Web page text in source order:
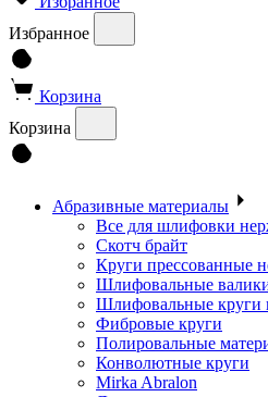
Избранное
Корзина
Корзина
Абразивные материалы
Все для шлифовки
Скотч брайт
Круги прессованные
Шлифовальные
Шлифовальные круги
Фибровые круги
Полировальные
Конволютные круги
Mirka Abralon